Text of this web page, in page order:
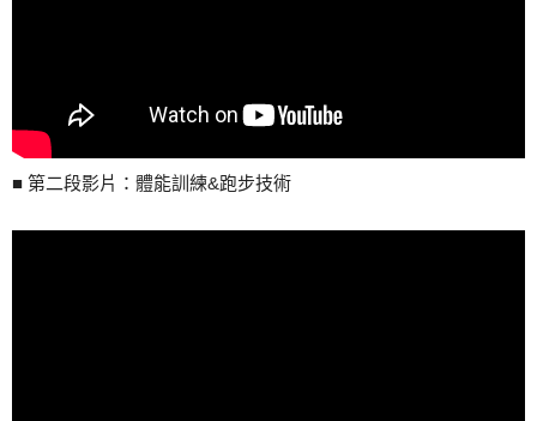
■ 第二段影片：體能訓練&跑步技術